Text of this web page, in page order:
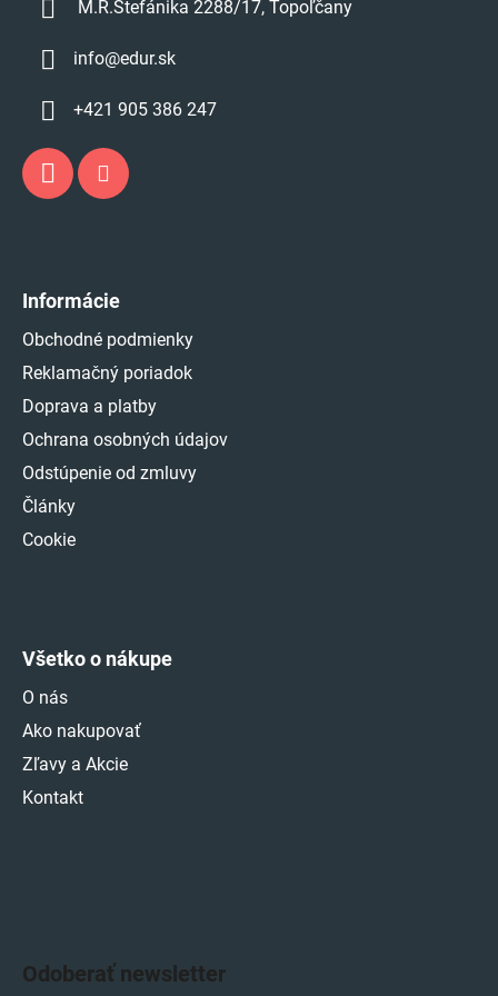
M.R.Štefánika 2288/17, Topoľčany
info@edur.sk
+421 905 386 247
Informácie
Obchodné podmienky
Reklamačný poriadok
Doprava a platby
Ochrana osobných údajov
Odstúpenie od zmluvy
Články
Cookie
Všetko o nákupe
O nás
Ako nakupovať
Zľavy a Akcie
Kontakt
Odoberať newsletter